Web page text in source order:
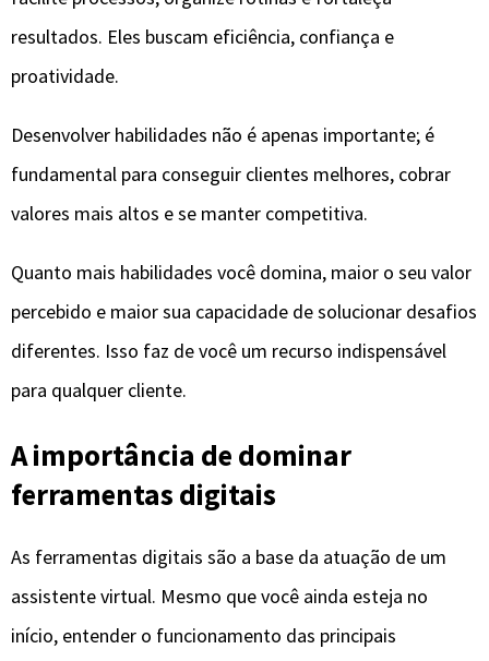
resultados. Eles buscam eficiência, confiança e
proatividade.
Desenvolver habilidades não é apenas importante; é
fundamental para conseguir clientes melhores, cobrar
valores mais altos e se manter competitiva.
Quanto mais habilidades você domina, maior o seu valor
percebido e maior sua capacidade de solucionar desafios
diferentes. Isso faz de você um recurso indispensável
para qualquer cliente.
A importância de dominar
ferramentas digitais
As ferramentas digitais são a base da atuação de um
assistente virtual. Mesmo que você ainda esteja no
início, entender o funcionamento das principais